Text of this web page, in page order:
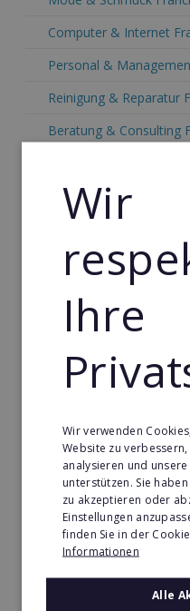
Computer & Internet
Personal &
Reinigung & Reparatur
Beratung & Consulting
Einzelhandel Franchise
Handwerk Franchise in
Telekommunikation
Gastronomie &
Sport Franchise in Wake
Kaffee & Café
Tier- & Zoobedarf
Immobilien Franchise
Kinder & Erziehung
Kosmetik Franchise in
Lebensmittel Franchise
Wir
Ihre
Wir verwenden
Website zu
analysieren und
unterstützen. Sie
zu akzeptieren oder
Einstellungen
finden Sie in der
Informationen
Alle